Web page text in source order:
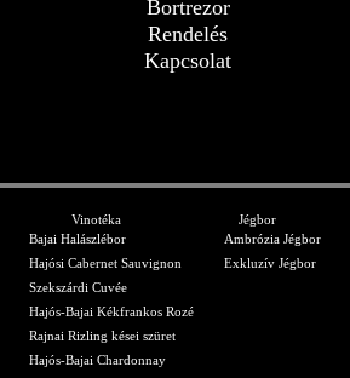
Bortrezor
Rendelés
Kapcsolat
Vinotéka
Bajai Halászlébor
Hajósi Cabernet Sauvignon
Szekszárdi Cuvée
Hajós-Bajai Kékfrankos Rozé
Rajnai Rizling kései szüret
Hajós-Bajai Chardonnay
Jégbor
Ambrózia Jégbor
Exkluzív Jégbor